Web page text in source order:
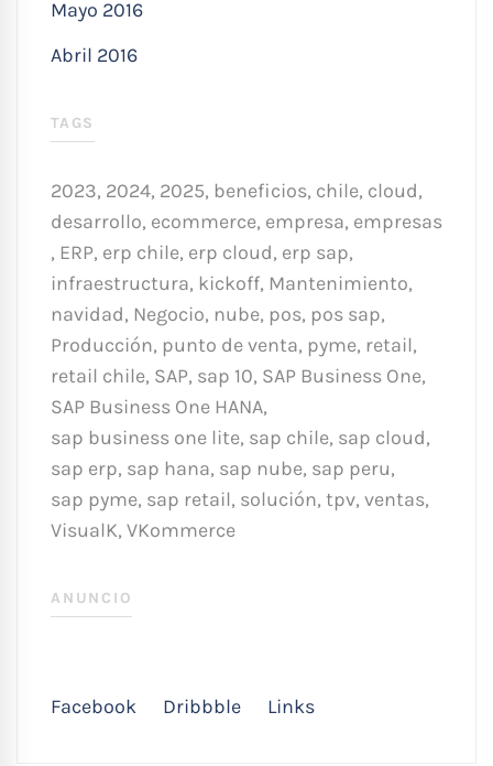
Mayo 2016
Abril 2016
TAGS
2023, 2024, 2025, beneficios, chile, cloud,
desarrollo, ecommerce, empresa, empresas
, ERP, erp chile, erp cloud, erp sap,
infraestructura, kickoff, Mantenimiento,
navidad, Negocio, nube, pos, pos sap,
Producción, punto de venta, pyme, retail,
retail chile, SAP, sap 10, SAP Business One,
SAP Business One HANA,
sap business one lite, sap chile, sap cloud,
sap erp, sap hana, sap nube, sap peru,
sap pyme, sap retail, solución, tpv, ventas,
VisualK, VKommerce
ANUNCIO
Facebook Dribbble Links